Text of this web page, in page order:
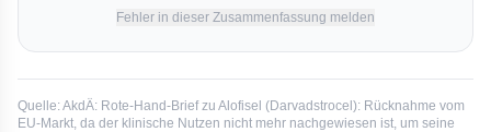
Fehler in dieser Zusammenfassung melden
Quelle: AkdÄ: Rote-Hand-Brief zu Alofisel (Darvadstrocel): Rücknahme vom
EU-Markt, da der klinische Nutzen nicht mehr nachgewiesen ist, um seine